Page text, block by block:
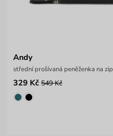
Andy
střední prošívaná peněženka na zip
329 Kč 549 Kč